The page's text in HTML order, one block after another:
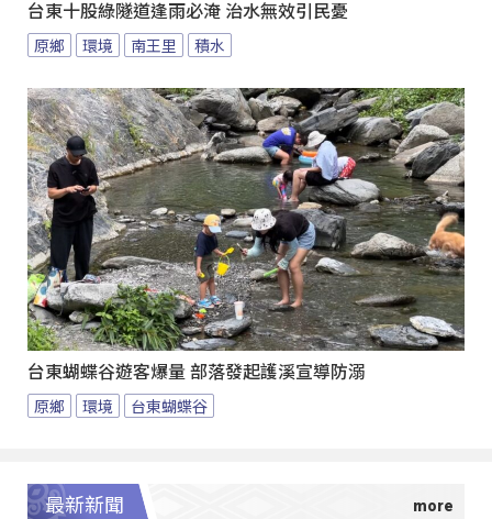
台東十股綠隧道逢雨必淹 治水無效引民憂
原鄉 環境 南王里 積水
台東蝴蝶谷遊客爆量 部落發起護溪宣導防溺
原鄉 環境 台東蝴蝶谷
最新新聞